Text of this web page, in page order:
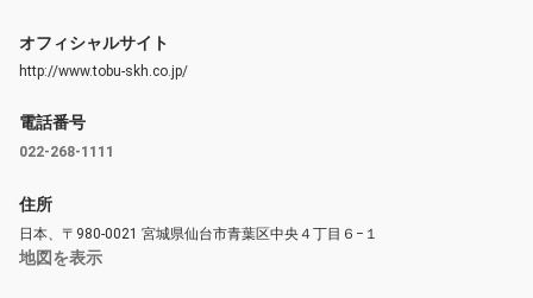
オフィシャルサイト
http://www.tobu-skh.co.jp/
電話番号
022-268-1111
住所
日本、〒980-0021 宮城県仙台市青葉区中央４丁目６−１
地図を表示